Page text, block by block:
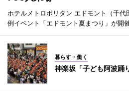
ホテルメトロポリタン エドモント（千
例イベント「エドモント夏まつり」が開催
暮らす・働く
神楽坂「子ども阿波踊